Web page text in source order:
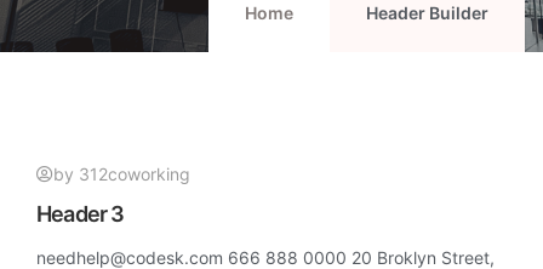
Home Header Builder
by 312coworking
Header 3
needhelp@codesk.com 666 888 0000 20 Broklyn Street,